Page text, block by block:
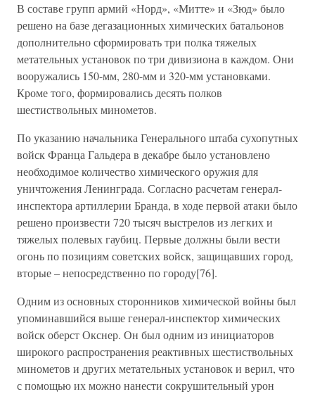
В составе групп армий «Норд», «Митте» и «Зюд» было
решено на базе дегазационных химических батальонов
дополнительно сформировать три полка тяжелых
метательных установок по три дивизиона в каждом. Они
вооружались 150-мм, 280-мм и 320-мм установками.
Кроме того, формировались десять полков
шестиствольных минометов.
По указанию начальника Генерального штаба сухопутных
войск Франца Гальдера в декабре было установлено
необходимое количество химического оружия для
уничтожения Ленинграда. Согласно расчетам генерал-
инспектора артиллерии Бранда, в ходе первой атаки было
решено произвести 720 тысяч выстрелов из легких и
тяжелых полевых гаубиц. Первые должны были вести
огонь по позициям советских войск, защищавших город,
вторые – непосредственно по городу[76].
Одним из основных сторонников химической войны был
упоминавшийся выше генерал-инспектор химических
войск оберст Окснер. Он был одним из инициаторов
широкого распространения реактивных шестиствольных
минометов и других метательных установок и верил, что
с помощью их можно нанести сокрушительный урон